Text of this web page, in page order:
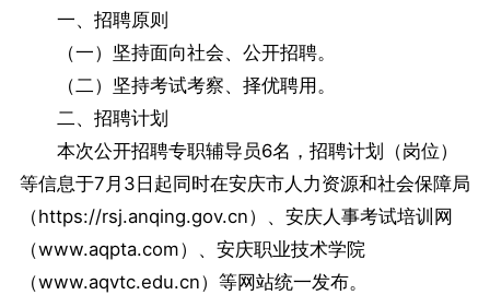
一、招聘原则
（一）坚持面向社会、公开招聘。
（二）坚持考试考察、择优聘用。
二、招聘计划
本次公开招聘专职辅导员6名，招聘计划（岗位）
等信息于7月3日起同时在安庆市人力资源和社会保障局
（https://rsj.anqing.gov.cn）、安庆人事考试培训网
（www.aqpta.com）、安庆职业技术学院
（www.aqvtc.edu.cn）等网站统一发布。